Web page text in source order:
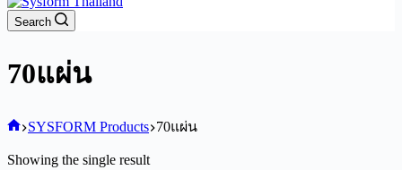
Search
70แผ่น
Home
SYSFORM Products 70แผ่น
Showing the single result